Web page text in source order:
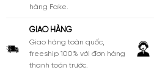
hàng Fake.
GIAO HÀNG
Giao hàng toàn quốc,
freeship 100% với đơn hàng
thanh toán trước.